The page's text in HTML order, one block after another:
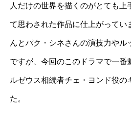
人だけの世界を描くのがとても上
て思わされた作品に仕上がってい
んとパク・シネさんの演技力やル
ですが、今回のこのドラマで一番
ルゼウス相続者チェ・ヨンド役の
た。